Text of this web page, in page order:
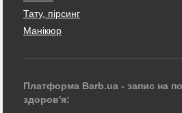
Тату, пірсинг
Манікюр
Платформа Barb.ua - запис на
здоров'я: